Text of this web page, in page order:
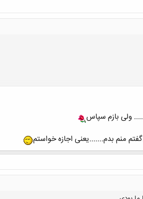
منم بدم.......یعنی اجازه خواستم